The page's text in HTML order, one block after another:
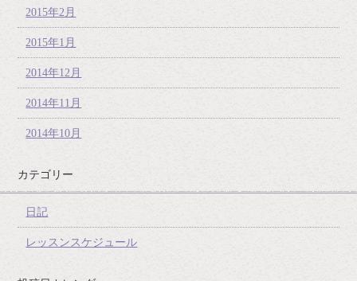
2015年2月
2015年1月
2014年12月
2014年11月
2014年10月
カテゴリー
日記
レッスンスケジュール